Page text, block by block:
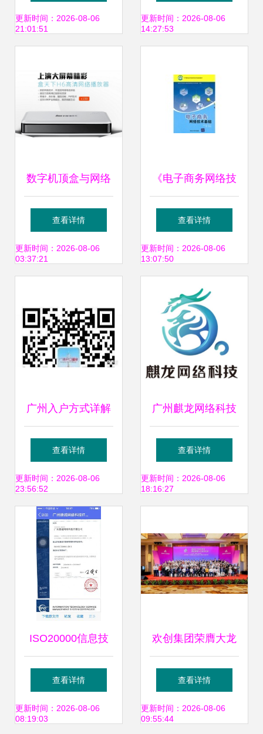
浙江的桥梁 广州网
之道
更新时间：2026-08-06
21:01:51
自动化技术及装备
更新时间：2026-08-06
14:27:53
数字机顶盒与网络
机顶盒哪个更好？
广州供应及盒天下
查看详情
更新时间：2026-08-06
03:37:21
《电子商务网络技
术基础》与《广州
智慧城市建设》差
谈选择
查看详情
更新时间：2026-08-06
13:07:50
广州入户方式详解
技能入户、学历入
户与积分入户在线
咨询服务
查看详情
更新时间：2026-08-06
23:56:52
广州麒龙网络科技
引领广州网络技术
服务新篇章
查看详情
更新时间：2026-08-06
18:16:27
ISO20000信息技
术服务管理体系认
证 广州网络技术服
查看详情
更新时间：2026-08-06
08:19:03
欢创集团荣膺大龙
街商会“常务副会长
单位”，赋能广州网
查看详情
更新时间：2026-08-06
09:55:44